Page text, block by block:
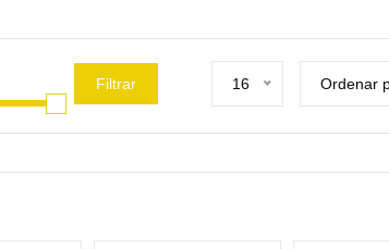
Filtrar 16 Ordenar